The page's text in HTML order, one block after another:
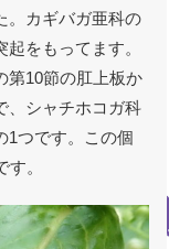
。カギバガ亜科の
をもってます。
第10節の肛上板か
、シャチホコガ科
1つです。この個
。